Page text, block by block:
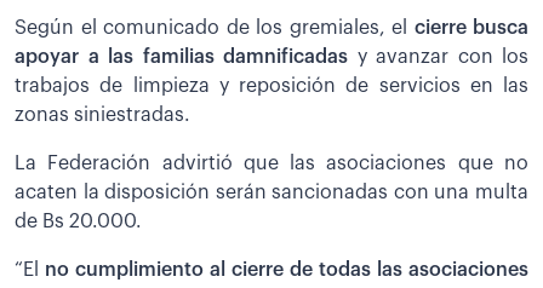
Según el comunicado de los gremiales, el cierre busca
apoyar a las familias damnificadas y avanzar con los
trabajos de limpieza y reposición de servicios en las
zonas siniestradas.
La Federación advirtió que las asociaciones que no
acaten la disposición serán sancionadas con una multa
de Bs 20.000.
“El
no cumplimiento al cierre de todas las asociaciones